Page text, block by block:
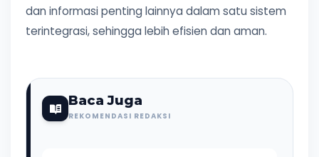
dan informasi penting lainnya dalam satu sistem
terintegrasi, sehingga lebih efisien dan aman.
Baca Juga
REKOMENDASI REDAKSI